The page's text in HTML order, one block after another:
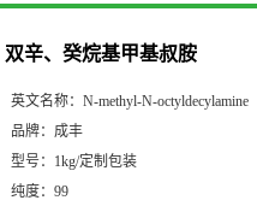
双辛、癸烷基甲基叔胺
英文名称： N-methyl-N-octyldecylamine
品牌： 成丰
型号： 1kg/定制包装
纯度： 99